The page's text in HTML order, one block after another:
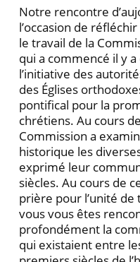
Notre rencontre
l’occasion de
le travail de la
qui a commencé il y
l’initiative des
des Églises
pontifical pour la
chrétiens. Au cours
Commission a
historique les
exprimé leur
siècles. Au cours de
prière pour l’unité de
vous vous êtes
profondément la
qui existaient entre